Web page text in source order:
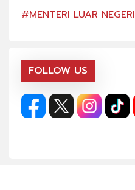
#MENTERI LUAR NEGERI
FOLLOW US